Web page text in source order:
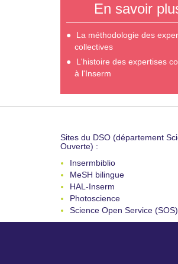
En savoir
La méthodologie des
collectives
L'histoire des expertises
à l'Inserm
Sites du DSO (département
Ouverte) :
Insermbiblio
MeSH bilingue
HAL-Inserm
Photoscience
Science Open Service (SOS)